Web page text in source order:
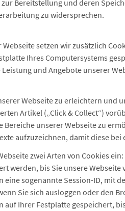
zur Bereitstellung und deren
zu widersprechen.
setzen wir zusätzlich
Ihres Computersystems
und Angebote unserer
Webseite zu erleichtern und
Artikel („Click & Collect“)
Bereiche unserer Webseite zu
aufzuzeichnen, damit diese
zwei Arten von Cookies
werden, bis Sie unsere Webseite
eine sogenannte Session-ID, mit
Sie sich ausloggen oder den
auf Ihrer Festplatte gespeichert,